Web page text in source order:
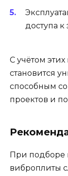
доступа к
С учётом
становится
способным
проектов и
При подборе
виброплиты